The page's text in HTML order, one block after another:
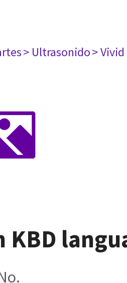
> Ultrasonido>
KBD